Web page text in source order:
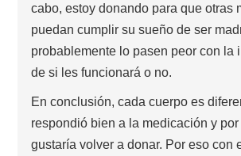
cabo, estoy donando para que otras
puedan cumplir su sueño de ser
probablemente lo pasen peor con la
de si les funcionará o no.
En conclusión, cada cuerpo es
respondió bien a la medicación y
gustaría volver a donar. Por eso con